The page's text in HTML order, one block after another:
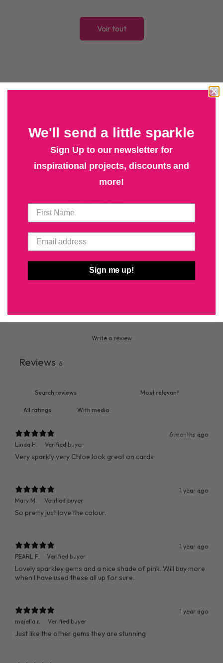
Voir tout
des cartes créatives de Chloé !
5
Write a review
Reviews 6
With media
6 months ago
Linda H.
Verified buyer
Very sparkly very Chloe look great on cards
1 year ago
Mary M.
Verified buyer
So pretty just love the colour.
1 year ago
PEARL F.
Verified buyer
Lovely sparkley gems and a nice shade of pink. Will buy more
when I have used these all up for sure.
1 year ago
majella r.
Verified buyer
Just like the other gems they are stunning
We'll send a little sparkle
Sign Up to our newsletter for
inspirational projects, discounts and
more!
Sign me up!